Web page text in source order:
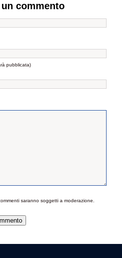
commento
pubblicata)
saranno soggetti a moderazione.